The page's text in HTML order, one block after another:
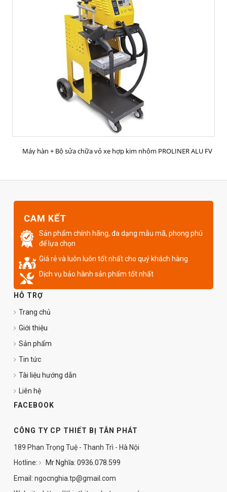
MUA HÀNG
Máy hàn + Bộ sửa chữa vỏ xe hợp kim nhôm PROLINER ALU FV
CAM KẾT
Sản phẩm chính hãng, đa dạng mẫu mã, phong phú
để lựa chọn
Giá rẻ và luôn luôn tốt nhất cho quý khách hàng
Dịch vụ bảo hành sản phẩm tốt nhất
HỖ TRỢ
Trang chủ
Giới thiệu
Sản phẩm
Tin tức
Tài liệu hướng dẫn
Liên hệ
FACEBOOK
CÔNG TY CP THIẾT BỊ TÂN PHÁT
189 Phan Trọng Tuệ - Thanh Trì - Hà Nội
Hotline:
Mr Nghĩa: 0936.078.599
Email: ngocnghia.tp@gmail.com